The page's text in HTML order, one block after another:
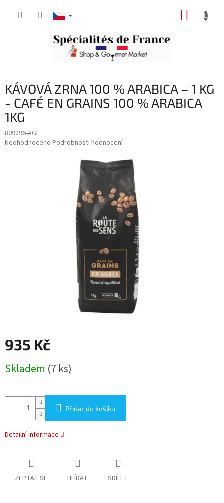
KÁVOVÁ ZRNA 100 % ARABICA – 1 KG
- CAFÉ EN GRAINS 100 % ARABICA
1KG
809296-AGI
Průměrné
Neohodnoceno Podrobnosti hodnocení
935 Kč
cena:
Skladem (7 ks)
Přidat do košíku
Detailní informace
ZEPTAT SE HLÍDAT SDÍLET